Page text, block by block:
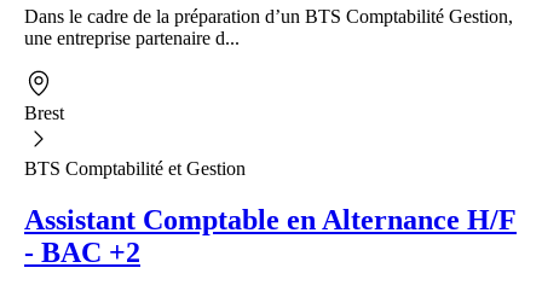
Dans le cadre de la préparation d’un BTS Comptabilité Gestion,
une entreprise partenaire d...
Brest
BTS Comptabilité et Gestion
Assistant Comptable en Alternance H/F
- BAC +2